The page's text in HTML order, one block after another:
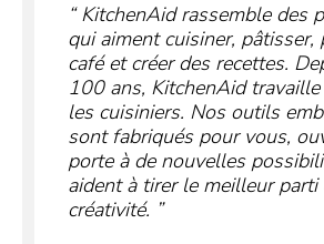
KitchenAid rassemble des
qui aiment cuisiner, pâtisser,
café et créer des recettes.
100 ans, KitchenAid
les cuisiniers. Nos outils
sont fabriqués pour vous,
porte à de nouvelles
aident à tirer le meilleur parti
créativité.